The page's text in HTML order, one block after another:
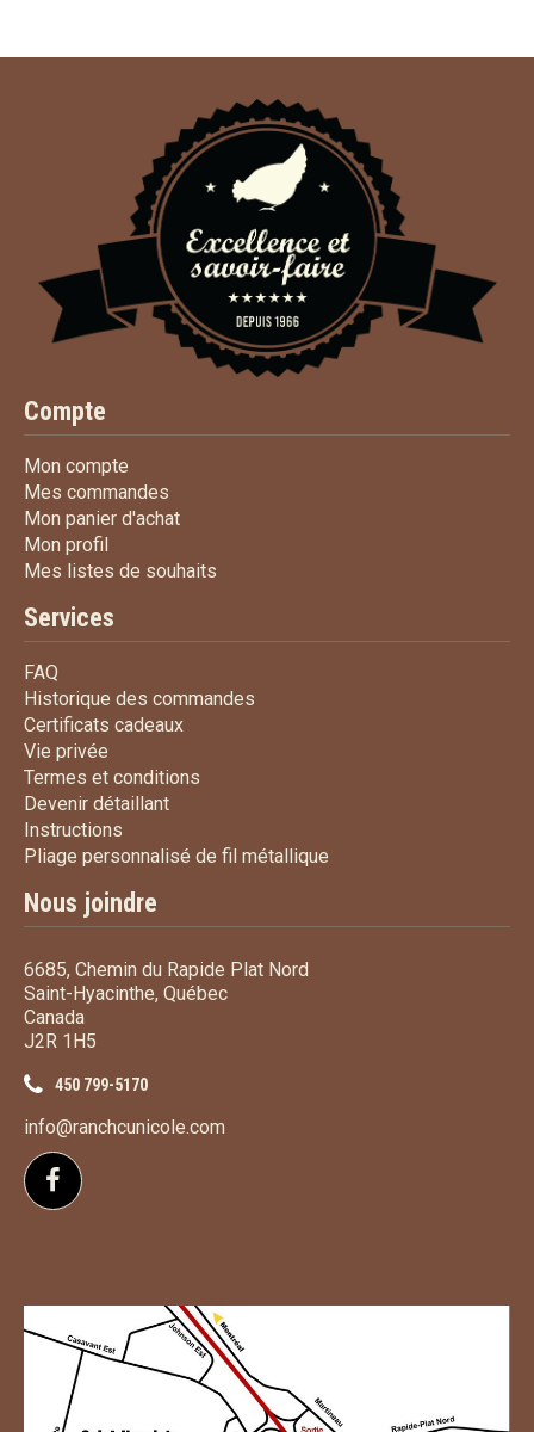
Compte
Mon compte
Mes commandes
Mon panier d'achatMon panier d'achat
Mon profil
Mes listes de souhaits
Services
FAQ
Historique des commandes
Certificats cadeauxCertificats cadeaux
Vie privée
Termes et conditions
Devenir détaillantDevenir détaillant
Instructions
Pliage personnalisé de fil métallique
Nous joindre
6685, Chemin du Rapide Plat Nord
Saint-Hyacinthe, Québec
Canada
J2R 1H5
450 799-5170
info@ranchcunicole.com
Suivez-nous sur Facebook